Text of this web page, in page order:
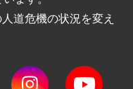
道危機の状況を変え